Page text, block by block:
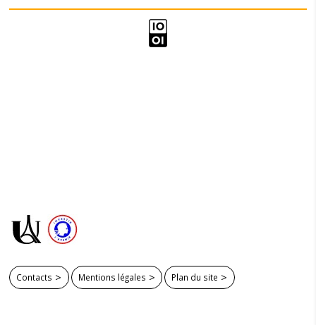
Contacts Mentions légales Plan du site